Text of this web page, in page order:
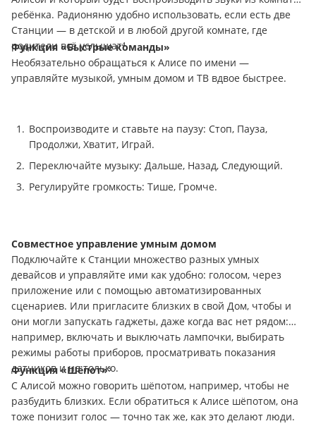
ребёнка. Радионяню удобно использовать, если есть две
Станции — в детской и в любой другой комнате, где
родители всё услышат⁴.
Функция «Быстрые команды»
Необязательно обращаться к Алисе по имени —
управляйте музыкой, умным домом и ТВ вдвое быстрее.
Воспроизводите и ставьте на паузу: Стоп, Пауза,
Продолжи, Хватит, Играй.
Переключайте музыку: Дальше, Назад, Следующий.
Регулируйте громкость: Тише, Громче.
Совместное управление умным домом
Подключайте к Станции множество разных умных
девайсов и управляйте ими как удобно: голосом, через
приложение или с помощью автоматизированных
сценариев. Или пригласите близких в свой Дом, чтобы и
они могли запускать гаджеты, даже когда вас нет рядом:
например, включать и выключать лампочки, выбирать
режимы работы приборов, просматривать показания
датчиков и не только.
Функция «Шёпот»⁵
С Алисой можно говорить шёпотом, например, чтобы не
разбудить близких. Если обратиться к Алисе шёпотом, она
тоже понизит голос — точно так же, как это делают люди.